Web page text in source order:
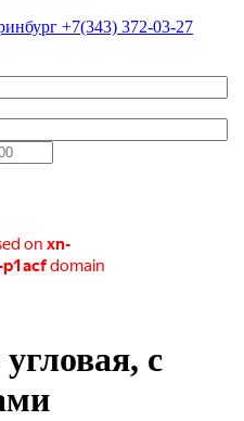
+7(343) 372-03-27
с